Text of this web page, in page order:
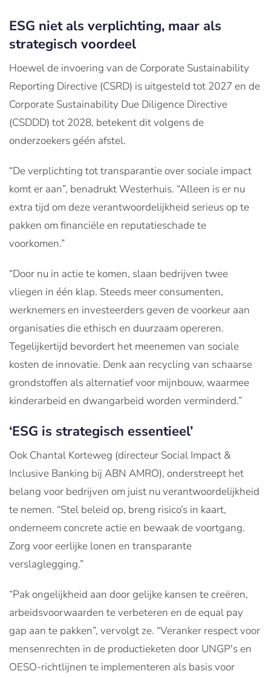
ESG niet als verplichting, maar als
strategisch voordeel
Hoewel de invoering van de Corporate Sustainability
Reporting Directive (CSRD) is uitgesteld tot 2027 en de
Corporate Sustainability Due Diligence Directive
(CSDDD) tot 2028, betekent dit volgens de
onderzoekers géén afstel.
“De verplichting tot transparantie over sociale impact
komt er aan”, benadrukt Westerhuis. “Alleen is er nu
extra tijd om deze verantwoordelijkheid serieus op te
pakken om financiële en reputatieschade te
voorkomen.”
“Door nu in actie te komen, slaan bedrijven twee
vliegen in één klap. Steeds meer consumenten,
werknemers en investeerders geven de voorkeur aan
organisaties die ethisch en duurzaam opereren.
Tegelijkertijd bevordert het meenemen van sociale
kosten de innovatie. Denk aan recycling van schaarse
grondstoffen als alternatief voor mijnbouw, waarmee
kinderarbeid en dwangarbeid worden verminderd.”
‘ESG is strategisch essentieel’
Ook Chantal Korteweg (directeur Social Impact &
Inclusive Banking bij ABN AMRO), onderstreept het
belang voor bedrijven om juist nu verantwoordelijkheid
te nemen. “Stel beleid op, breng risico’s in kaart,
onderneem concrete actie en bewaak de voortgang.
Zorg voor eerlijke lonen en transparante
verslaglegging.”
“Pak ongelijkheid aan door gelijke kansen te creëren,
arbeidsvoorwaarden te verbeteren en de equal pay
gap aan te pakken”, vervolgt ze. “Veranker respect voor
mensenrechten in de productieketen door UNGP's en
OESO-richtlijnen te implementeren als basis voor